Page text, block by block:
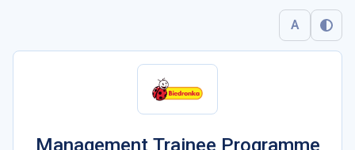
A
Management Trainee Programme